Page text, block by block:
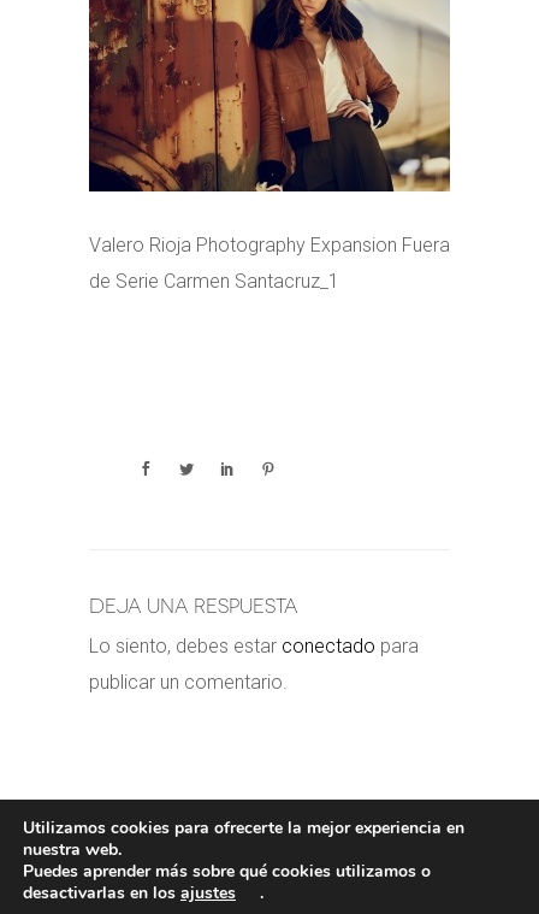
Valero Rioja Photography Expansion Fuera
de Serie Carmen Santacruz_1
Deja una respuesta
Lo siento, debes estar conectado para
publicar un comentario.
POLÍTICA DE COOKIES - POLÍTICA
Utilizamos cookies para ofrecerte la mejor experiencia en
nuestra web.
Puedes aprender más sobre qué cookies utilizamos o
desactivarlas en los ajustes .